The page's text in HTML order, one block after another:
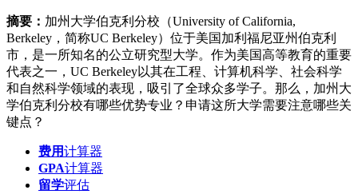
摘要： 加州大学伯克利分校（University of California,
Berkeley，简称UC Berkeley）位于美国加利福尼亚州伯克利
市，是一所知名的公立研究型大学。作为美国高等教育的重要
代表之一，UC Berkeley以其在工程、计算机科学、社会科学
和自然科学领域的表现，吸引了全球众多学子。那么，加州大
学伯克利分校有哪些优势专业？申请这所大学需要注意哪些关
键点？
费用计算器
GPA计算器
留学评估